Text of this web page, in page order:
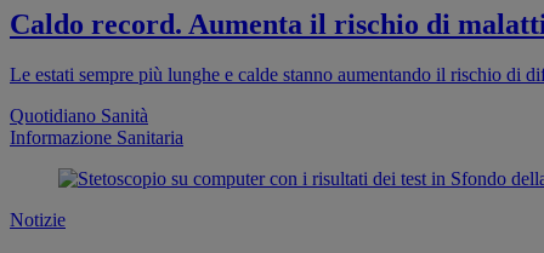
Caldo record. Aumenta il rischio di
Le estati sempre più lunghe e calde stanno aumentando il rischio
Quotidiano Sanità
Informazione Sanitaria
Notizie